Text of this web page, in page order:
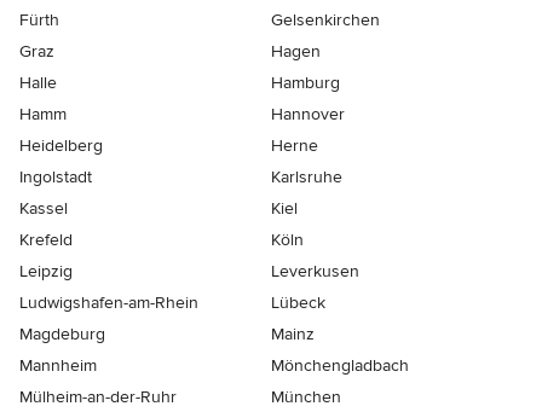
Fürth
Gelsenkirchen
Graz
Hagen
Halle
Hamburg
Hamm
Hannover
Heidelberg
Herne
Ingolstadt
Karlsruhe
Kassel
Kiel
Krefeld
Köln
Leipzig
Leverkusen
Ludwigshafen-am-Rhein
Lübeck
Magdeburg
Mainz
Mannheim
Mönchen­gladbach
Mülheim-an-der-Ruhr
München